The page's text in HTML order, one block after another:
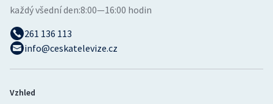
Olympijské hry
Parasport
Plavání
Plážový volejbal
každý všední den:8:00—16:00 hodin
261 136 113
info@ceskatelevize.cz
Vzhled